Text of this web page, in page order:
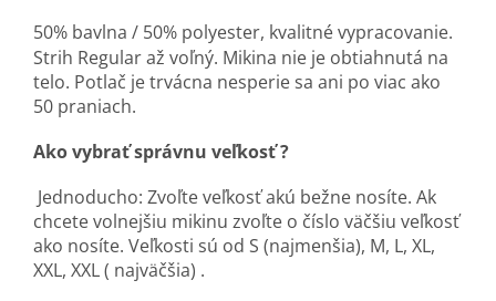
50% bavlna / 50% polyester, kvalitné vypracovanie.
Strih Regular až voľný. Mikina nie je obtiahnutá na
telo. Potlač je trvácna nesperie sa ani po viac ako
50 praniach.
Ako vybrať správnu veľkosť ?
Jednoducho: Zvoľte veľkosť akú bežne nosíte. Ak
chcete volnejšiu mikinu zvoľte o číslo väčšiu veľkosť
ako nosíte. Veľkosti sú od S (najmenšia), M, L, XL,
XXL, XXL ( najväčšia) .